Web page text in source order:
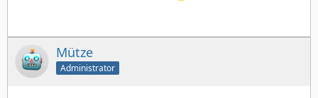
Mütze
Administrator